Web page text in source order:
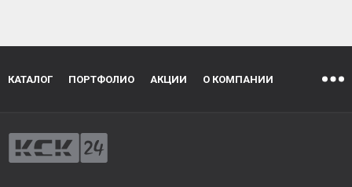
КАТАЛОГ ПОРТФОЛИО АКЦИИ О КОМПАНИИ